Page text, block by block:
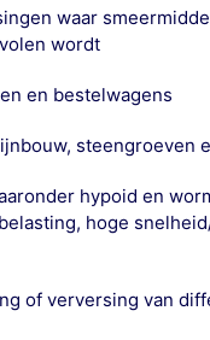
waar
wordt
en bestelwagens
steengroeven
hypoid en
hoge
of verversing van